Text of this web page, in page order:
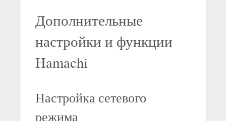
Дополнительные
настройки и функции
Hamachi
Настройка сетевого
режима